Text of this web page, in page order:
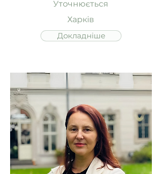
Уточнюється
Харків
Докладніше